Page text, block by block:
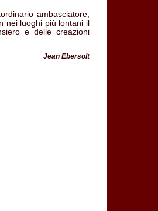
ambasciatore,
nei luoghi più lontani il
e delle creazioni
Jean Ebersolt